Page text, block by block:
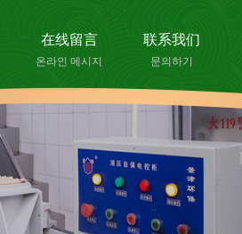
在线留言
온라인 메시지
联系我们
문의하기